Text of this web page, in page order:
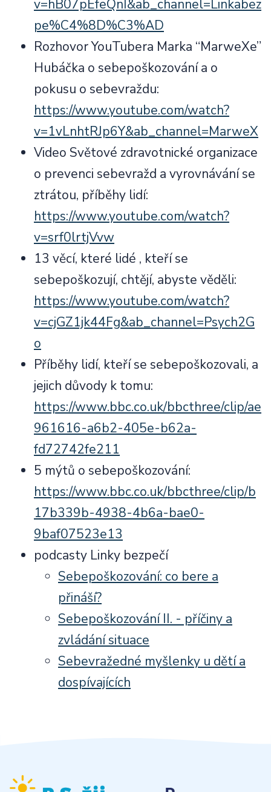
v=hB07pEfeQnI&ab_channel=Linkabez
pe%C4%8D%C3%AD
Rozhovor YouTubera Marka “MarweXe”
Hubáčka o sebepoškozování a o
pokusu o sebevraždu:
https://www.youtube.com/watch?
v=1vLnhtRJp6Y&ab_channel=MarweX
Video Světové zdravotnické organizace
o prevenci sebevražd a vyrovnávání se
ztrátou, příběhy lidí:
https://www.youtube.com/watch?
v=srf0lrtjVvw
13 věcí, které lidé , kteří se
sebepoškozují, chtějí, abyste věděli:
https://www.youtube.com/watch?
v=cjGZ1jk44Fg&ab_channel=Psych2G
o
Příběhy lidí, kteří se sebepoškozovali, a
jejich důvody k tomu:
https://www.bbc.co.uk/bbcthree/clip/ae
961616-a6b2-405e-b62a-
fd72742fe211
5 mýtů o sebepoškozování:
https://www.bbc.co.uk/bbcthree/clip/b
17b339b-4938-4b6a-bae0-
9baf07523e13
podcasty Linky bezpečí
Sebepoškozování: co bere a
přináší?
Sebepoškozování II. - příčiny a
zvládání situace
Sebevražedné myšlenky u dětí a
dospívajících